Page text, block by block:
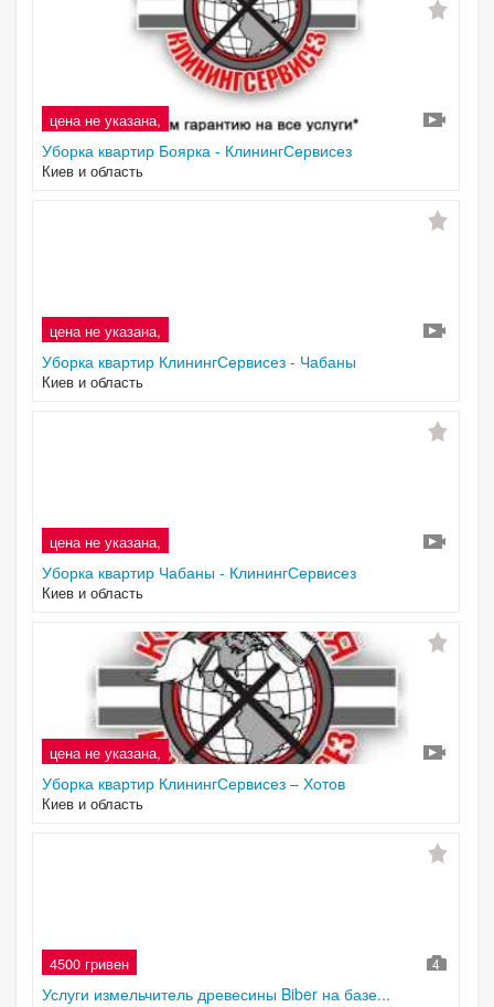
цена не указана,
Уборка квартир Боярка - КлинингСервисез
Киев и область
цена не указана,
Уборка квартир КлинингСервисез - Чабаны
Киев и область
цена не указана,
Уборка квартир Чабаны - КлинингСервисез
Киев и область
цена не указана,
Уборка квартир КлинингСервисез – Хотов
Киев и область
4500 гривен 4
Услуги измельчитель древесины Biber на базе...